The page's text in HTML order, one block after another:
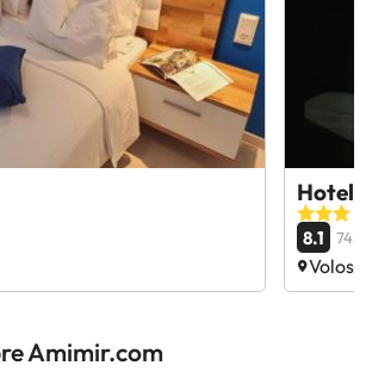
Hotel
8.1 745
Volos,
Amimir.com